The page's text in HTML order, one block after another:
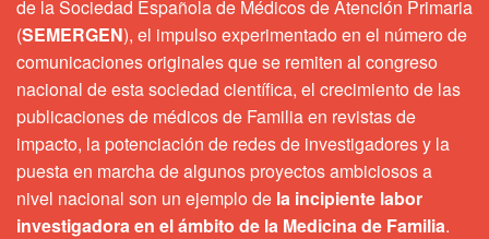
de la Sociedad Española de Médicos de Atención Primaria
(SEMERGEN), el impulso experimentado en el número de
comunicaciones originales que se remiten al congreso
nacional de esta sociedad científica, el crecimiento de las
publicaciones de médicos de Familia en revistas de
impacto, la potenciación de redes de investigadores y la
puesta en marcha de algunos proyectos ambiciosos a
nivel nacional son un ejemplo de la incipiente labor
investigadora en el ámbito de la Medicina de Familia.